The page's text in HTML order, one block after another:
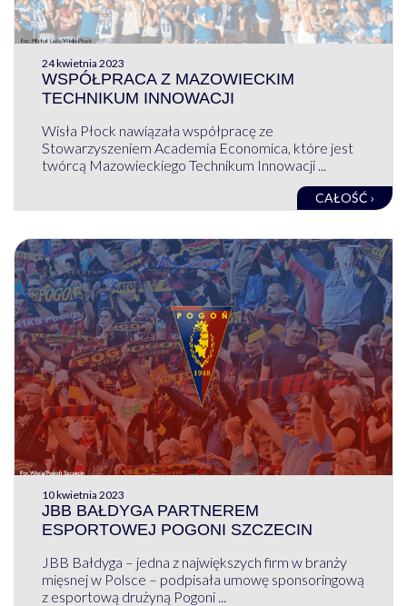
24 kwietnia 2023
WSPÓŁPRACA Z MAZOWIECKIM
TECHNIKUM INNOWACJI
Wisła Płock nawiązała współpracę ze
Stowarzyszeniem Academia Economica, które jest
twórcą Mazowieckiego Technikum Innowacji ...
CAŁOŚĆ ›
10 kwietnia 2023
JBB BAŁDYGA PARTNEREM
ESPORTOWEJ POGONI SZCZECIN
JBB Bałdyga – jedna z największych firm w branży
mięsnej w Polsce – podpisała umowę sponsoringową
z esportową drużyną Pogoni ...